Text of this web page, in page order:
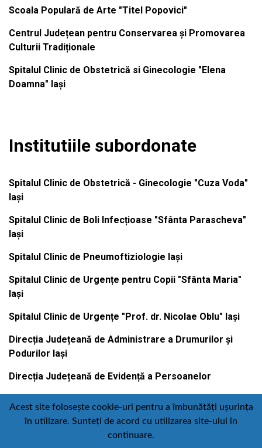
Scoala Populară de Arte "Titel Popovici"
Centrul Județean pentru Conservarea și Promovarea
Culturii Tradiționale
Spitalul Clinic de Obstetrică si Ginecologie "Elena
Doamna" Iași
Institutiile subordonate
Spitalul Clinic de Obstetrică - Ginecologie "Cuza Voda"
Iași
Spitalul Clinic de Boli Infecțioase "Sfânta Parascheva"
Iași
Spitalul Clinic de Pneumoftiziologie Iași
Spitalul Clinic de Urgențe pentru Copii "Sfânta Maria"
Iași
Spitalul Clinic de Urgențe "Prof. dr. Nicolae Oblu" Iași
Direcția Județeană de Administrare a Drumurilor și
Podurilor Iași
Direcția Județeană de Evidență a Persoanelor
Contact Politică de confidențialitate
Acest site folosește cookie-uri pentru a îmbunătăți ușurința
în utilizare. Sunteți de acord cu utilizarea site-ului în
continuare.